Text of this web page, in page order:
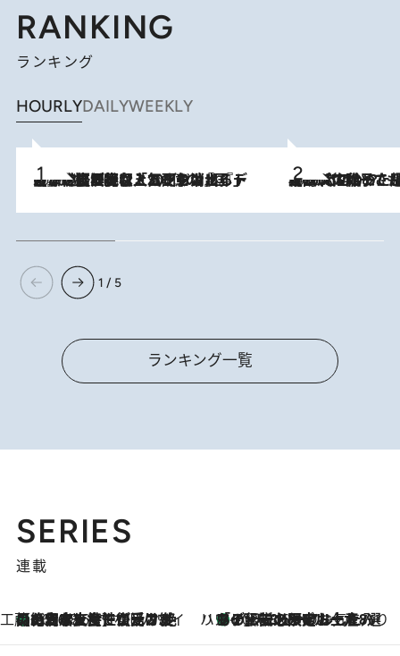
RANKING
ランキング
HOURLYDAILYWEEKLY
2026.8.5
【なぜ吉沢亮は「気配を消せる」のか？】興行収入208億の『国宝』を経て挑むミュージカル『ディア・エヴァン・ハンセン』。トップ俳優が舞台上でさらけ出した“孤独”とは 2026.8.5
【阿川佐和子さんの年とる力】なぜ70代で始めた趣味は“こんなに楽しい”のか？ ピアノ、俳句…スランプに陥っても続けられる“ある秘訣”とは
1 / 5
ランキング一覧
SERIES
連載
工藤まやのおもてなしハワイ
2026.8.6
【ハワイ土産】ローカルの絶大な支持で復活！ 絶品の幻クッキー《元ファンの日本人女性が受け継いだ名店》 ハワイ賢者 リサのお気に入りリスト2026.8.6
あの伝説の限定トートも！ リニューアルした「ディーン＆デルーカ ハワイ」で必須のお土産8選